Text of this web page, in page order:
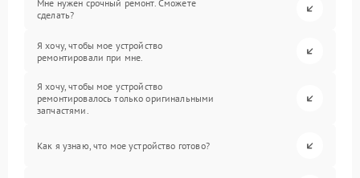
Мне нужен срочный ремонт. Сможете
сделать?
Я хочу, чтобы мое устройство
ремонтировали при мне.
Я хочу, чтобы мое устройство
ремонтировалось только оригинальными
запчастями.
Как я узнаю, что мое устройство готово?